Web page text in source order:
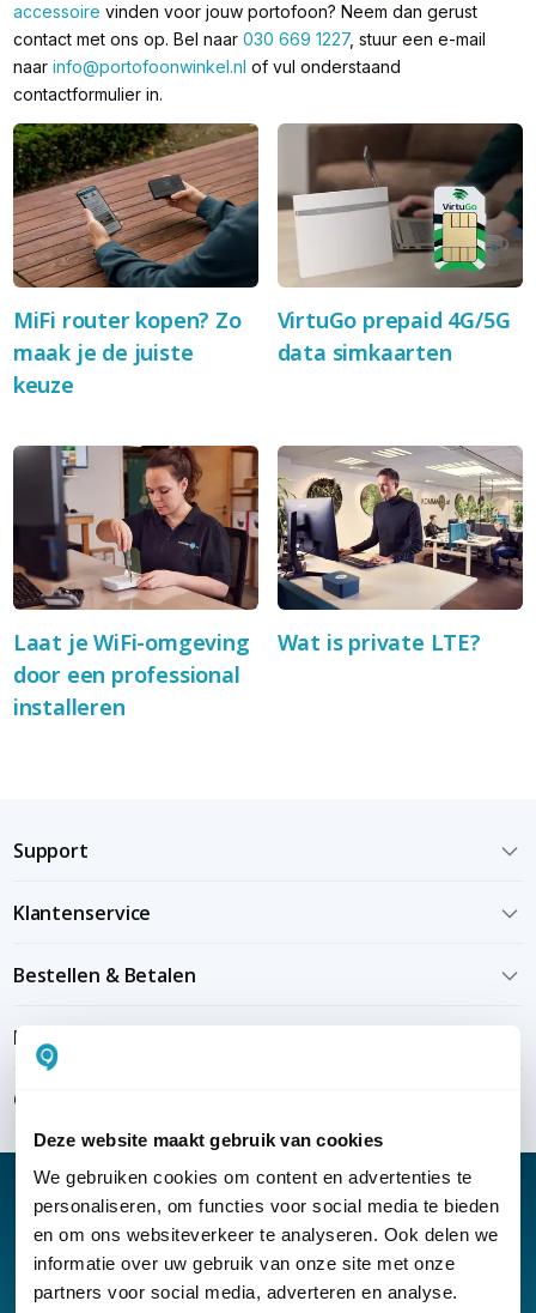
Deze website maakt gebruik van cookies
We gebruiken cookies om content en advertenties te
personaliseren, om functies voor social media te bieden
en om ons websiteverkeer te analyseren. Ook delen we
informatie over uw gebruik van onze site met onze
partners voor social media, adverteren en analyse.
accessoire vinden voor jouw portofoon? Neem dan gerust
contact met ons op. Bel naar 030 669 1227, stuur een e-mail
naar info@portofoonwinkel.nl of vul onderstaand
contactformulier in.
MiFi router kopen? Zo
maak je de juiste
keuze
VirtuGo prepaid 4G/5G
data simkaarten
Laat je WiFi-omgeving
door een professional
installeren
Wat is private LTE?
Support
Klantenservice
Bestellen & Betalen
Bezorgen & installeren
Over KommaGo
Nieuwsbrief